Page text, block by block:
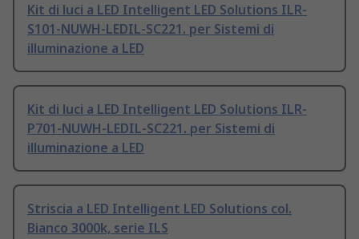
Kit di luci a LED Intelligent LED Solutions ILR-
S101-NUWH-LEDIL-SC221. per Sistemi di
illuminazione a LED
Kit di luci a LED Intelligent LED Solutions ILR-
P701-NUWH-LEDIL-SC221. per Sistemi di
illuminazione a LED
Striscia a LED Intelligent LED Solutions col.
Bianco 3000k, serie ILS